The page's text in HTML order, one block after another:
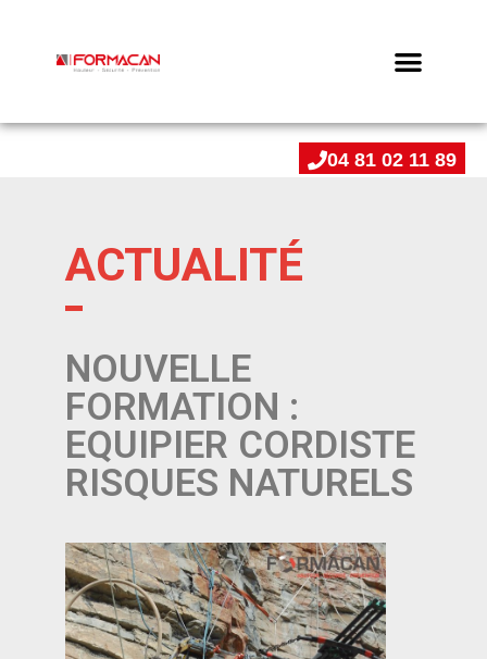
04 81 02 11 89
ACTUALITÉ
NOUVELLE
FORMATION :
EQUIPIER CORDISTE
RISQUES NATURELS